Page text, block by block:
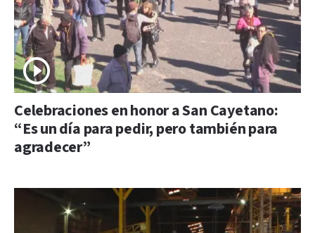
Celebraciones en honor a San Cayetano:
“Es un día para pedir, pero también para
agradecer”